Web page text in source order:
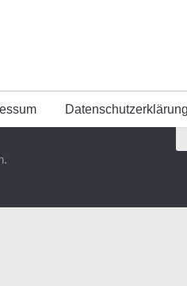
Datenschutz­erklärung